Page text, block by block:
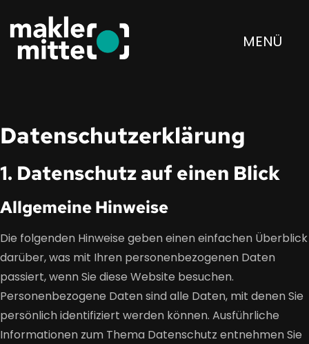
MENÜ
Datenschutz­erklärung
1. Datenschutz auf einen Blick
Allgemeine Hinweise
Die folgenden Hinweise geben einen einfachen Überblick
darüber, was mit Ihren personenbezogenen Daten
passiert, wenn Sie diese Website besuchen.
Personenbezogene Daten sind alle Daten, mit denen Sie
persönlich identifiziert werden können. Ausführliche
Informationen zum Thema Datenschutz entnehmen Sie